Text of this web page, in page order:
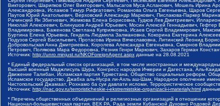
Викторович, Шарипков Олег Викторович, Мальсагов Муса Асланович, Мошель Ирина
Александровна, Исламов Тимур Рифгатович, Романова Ольга Евгеньевна, Щаров
Паутов Юрий Анатольевич, Верховский Александр Маркович, Пислакова-Паркер
Рачинский Ян Збигневич, Жемкова Елена Борисовна, Гудков Лев Дмитриевич,
Николай Алексеевич, Блинушов Андрей Юрьевич, Мосин Алексей Геннадьевич,
Владимировна, Баженова Светлана Куприяновна, Исаев Сергей Владимирович,
Буртина Елена Юрьевна, Гендель Людмила Залмановна, Кокорина Екатерина
Подузов Сергей Васильевич, Протасова Ирина Вячеславовна, Литинский Леонид
Добровольская Анна Дмитриевна, Королева Александра Евгеньевна, Смирнов
Петрович, Полякова Мара Федоровна, Резник Генри Маркович, Захаров Герман
Источник: http://unro.minjust.ru/NKOForeignAgent.aspx данные на 28.08.2021
* Единый федеральный список организаций, в том числе иностранных и
Высший военный Маджлисуль Шура, Конгресс народов Ичкерии и Дагестана, Аль-
Движение Талибан, Исламская партия Туркестана, Общество социальных реформ,
Исламское государство, Джабха аль-Нусра ли-Ахль аш-Шам, Народное ополчение
Чистопольский Джамаат, Рохнамо ба суи давлати исломи, Террористическое
Источник: http://nac.gov.ru/terroristicheskie-i-ekstremistskie-organizacii-i-materialy.html
* Перечень общественных объединений и религиозных организаций в отношении
Национал-большевистская партия, ВЕК РА, Рада земли Кубанской Духовно Родовой